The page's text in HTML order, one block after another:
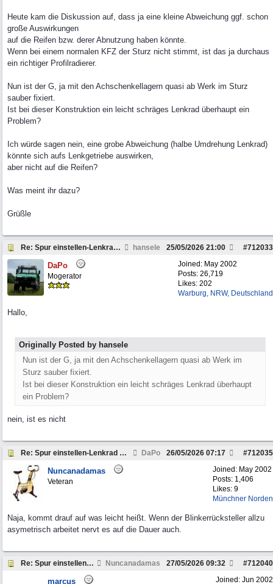
Heute kam die Diskussion auf, dass ja eine kleine Abweichung ggf. schon
große Auswirkungen
auf die Reifen bzw. derer Abnutzung haben könnte.
Wenn bei einem normalen KFZ der Sturz nicht stimmt, ist das ja durchaus
ein richtiger Profilradierer.
Nun ist der G, ja mit den Achschenkellagern quasi ab Werk im Sturz
sauber fixiert.
Ist bei dieser Konstruktion ein leicht schräges Lenkrad überhaupt ein
Problem?
Ich würde sagen nein, eine grobe Abweichung (halbe Umdrehung Lenkrad)
könnte sich aufs Lenkgetriebe auswirken,
aber nicht auf die Reifen?
Was meint ihr dazu?
Grüßle
Re: Spur einstellen-Lenkrad schief, 463 hansele #712033
25/05/2026 21:00
Joined: May 2002
Posts: 26,719
Likes: 202
Warburg, NRW, Deutschland
DaPo
Mogerator
Hallo,
Originally Posted by hansele
Nun ist der G, ja mit den Achschenkellagern quasi ab Werk im
Sturz sauber fixiert.
Ist bei dieser Konstruktion ein leicht schräges Lenkrad überhaupt
ein Problem?
nein, ist es nicht
Re: Spur einstellen-Lenkrad schief, 463 DaPo #712035
26/05/2026 07:17
Joined: May 2002
Posts: 1,406
Likes: 9
Münchner Norden
Nuncanadamas
Veteran
Naja, kommt drauf auf was leicht heißt. Wenn der Blinkerrücksteller allzu
asymetrisch arbeitet nervt es auf die Dauer auch.
Re: Spur einstellen-Lenkrad schief, 463 Nuncanadamas #712040
27/05/2026 09:32
Joined: Jun 2002
marcus